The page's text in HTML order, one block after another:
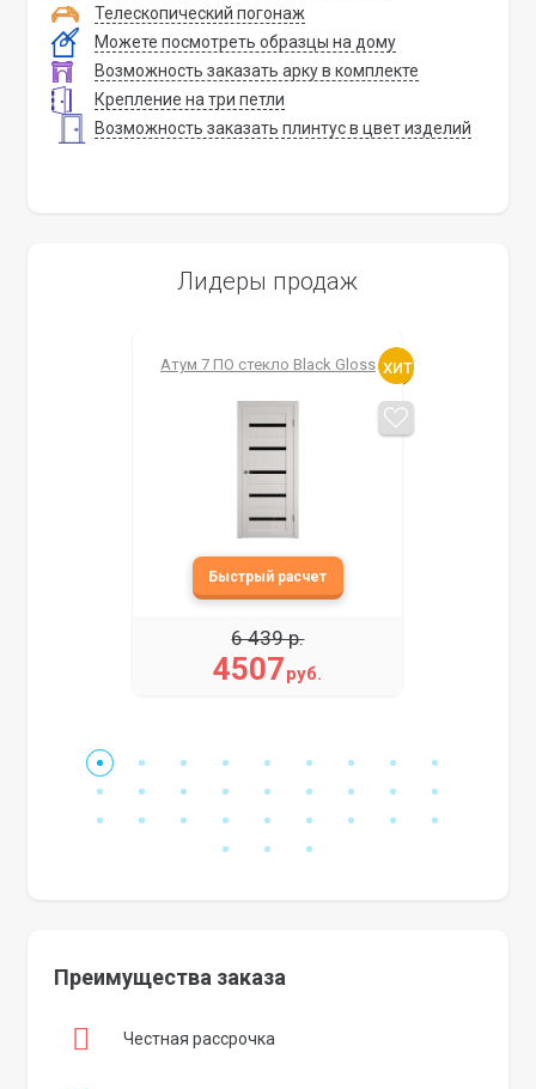
Телескопический погонаж
Можете посмотреть образцы на дому
Возможность заказать арку в комплекте
Крепление на три петли
Возможность заказать плинтус в цвет изделий
Лидеры продаж
Атум 7 ПО стекло Black Gloss
4507руб.
6 439 р.
Преимущества заказа
Честная рассрочка